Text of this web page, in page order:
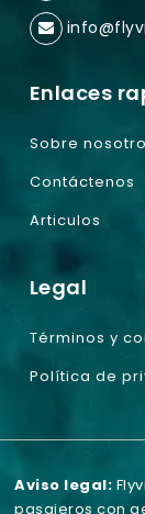
Enlaces
Sobre
Contáctenos
Articulos
Legal
Términos y
Política de
Aviso legal:
pasajeros con